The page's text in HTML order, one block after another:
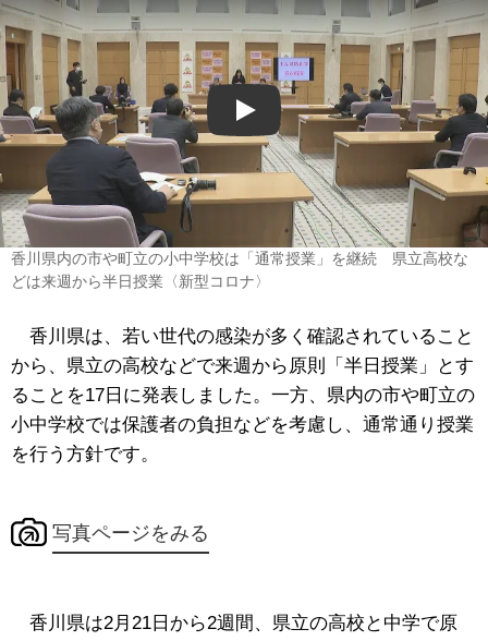
Play
香川県内の市や町立の小中学校は「通常授業」を継続 県立高校な
どは来週から半日授業〈新型コロナ〉
香川県は、若い世代の感染が多く確認されていること
から、県立の高校などで来週から原則「半日授業」とす
ることを17日に発表しました。一方、県内の市や町立の
小中学校では保護者の負担などを考慮し、通常通り授業
を行う方針です。
写真ページをみる
香川県は2月21日から2週間、県立の高校と中学で原